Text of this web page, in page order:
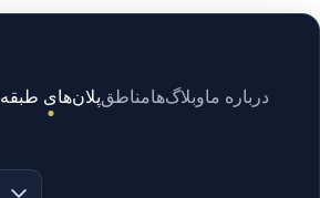
پلان‌های طبقهمناطقوبلاگ‌هادرباره ما